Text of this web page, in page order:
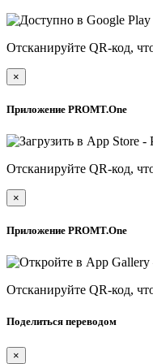
Отсканируйте QR-код,
×
Приложение PROMT.One
Отсканируйте QR-код,
×
Приложение PROMT.One
Отсканируйте QR-код,
Поделиться переводом
×